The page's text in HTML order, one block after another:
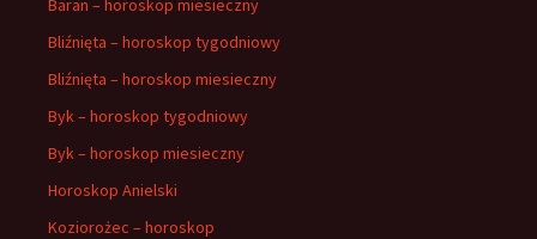
Baran – horoskop miesieczny
Bliźnięta – horoskop tygodniowy
Bliźnięta – horoskop miesieczny
Byk – horoskop tygodniowy
Byk – horoskop miesieczny
Horoskop Anielski
Koziorożec – horoskop